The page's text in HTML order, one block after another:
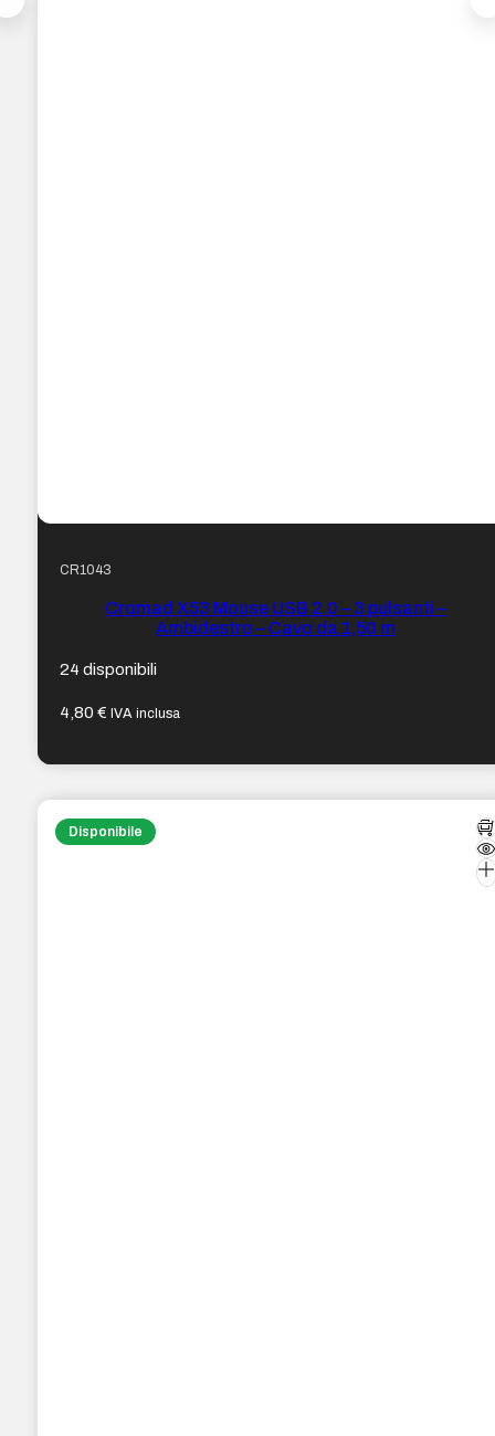
CR1043
Cromad X53 Mouse USB 2.0 – 3 pulsanti –
Ambidestro – Cavo da 1,50 m
24 disponibili
4,80€ IVA inclusa
Disponibile